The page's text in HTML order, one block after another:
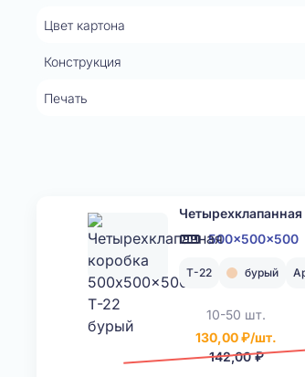
Цвет картона
Конструкция
Печать
500x500x500
Т-22 бурый
10-50 шт.
130,00 ₽/шт.
142,00 ₽